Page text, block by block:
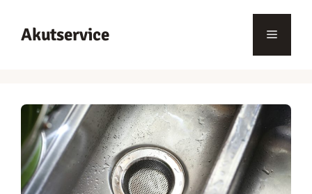
innehåll
Akutservice Meny